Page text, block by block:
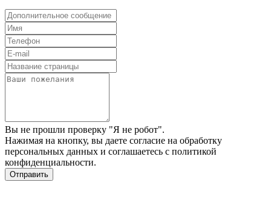
Вы не прошли проверку "Я не робот".
Нажимая на кнопку, вы даете согласие на обработку
персональных данных и соглашаетесь c политикой
конфиденциальности.